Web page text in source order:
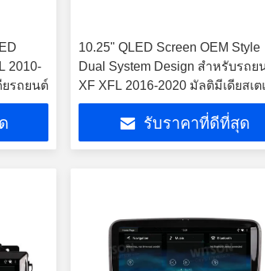
2010-
ยรถยนต์
10.25" QLED Screen OEM Style
Dual System Design สําหรับรถย
XF XFL 2016-2020 มัลติมีเดียสเต
รับราคาที่ดีที่สุด